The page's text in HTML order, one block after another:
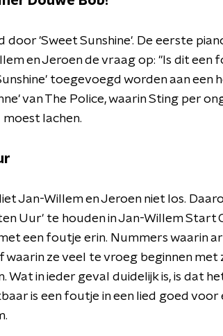
door 'Sweet Sunshine'. De eerste
en Jeroen de vraag op: "Is dit
toegevoegd worden aan een
van The Police, waarin Sting per
lachen.
Jan-Willem en Jeroen niet los.
Uur' te houden in Jan-Willem Start
een foutje erin. Nummers waarin
waarin ze veel te vroeg beginnen
Wat in ieder geval duidelijk is, is dat
is een foutje in een lied goed